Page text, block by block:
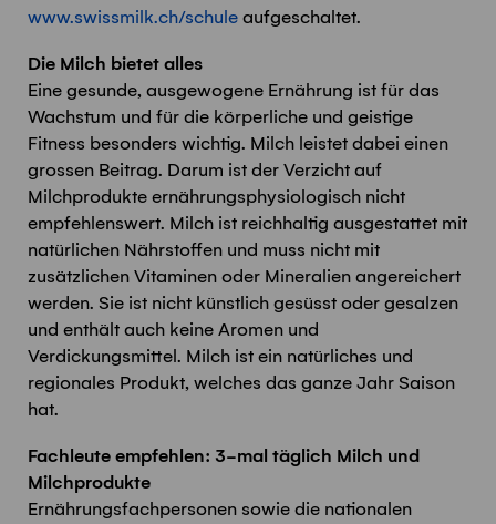
www.swissmilk.ch/schule aufgeschaltet.
Die Milch bietet alles
Eine gesunde, ausgewogene Ernährung ist für das
Wachstum und für die körperliche und geistige
Fitness besonders wichtig. Milch leistet dabei einen
grossen Beitrag. Darum ist der Verzicht auf
Milchprodukte ernährungsphysiologisch nicht
empfehlenswert. Milch ist reichhaltig ausgestattet mit
natürlichen Nährstoffen und muss nicht mit
zusätzlichen Vitaminen oder Mineralien angereichert
werden. Sie ist nicht künstlich gesüsst oder gesalzen
und enthält auch keine Aromen und
Verdickungsmittel. Milch ist ein natürliches und
regionales Produkt, welches das ganze Jahr Saison
hat.
Fachleute empfehlen: 3-mal täglich Milch und
Milchprodukte
Ernährungsfachpersonen sowie die nationalen